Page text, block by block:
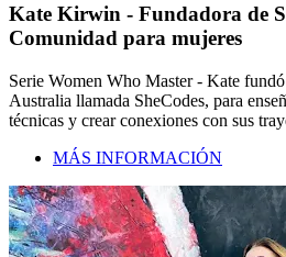
Kate Kirwin - Fundadora de
Comunidad para mujeres
Serie Women Who Master - Kate
Australia llamada SheCodes, para
técnicas y crear conexiones con sus
MÁS INFORMACIÓN